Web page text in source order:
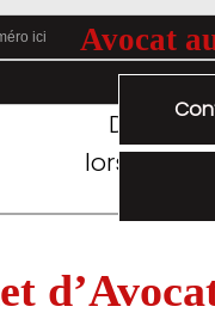
Avocat
lors d’un